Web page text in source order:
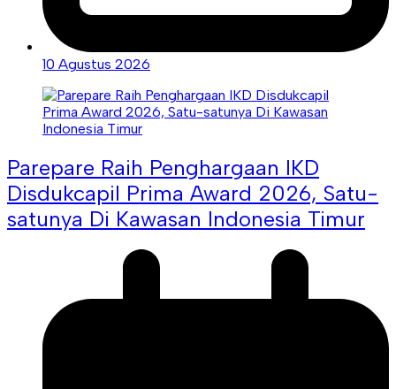
10 Agustus 2026
Parepare Raih Penghargaan IKD
Disdukcapil Prima Award 2026, Satu-
satunya Di Kawasan Indonesia Timur